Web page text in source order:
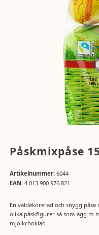
Påskmixpåse
Artikelnummer:6044
EAN:4 013 900 976 821
En väldekorerad och snygg
olika påskfigurer så som ägg
mjölkchoklad.